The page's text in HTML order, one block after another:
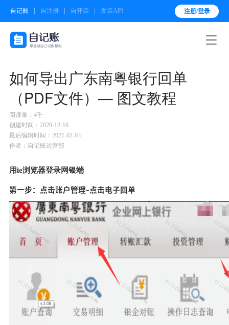
自记账 自注册 自开票 发票API 注册/登录

如何导出广东南粤银行回单
（PDF文件）— 图文教程
阅读量：4千
创建时间：2020-12-10
最后编辑时间：2021-02-03
作者：自记账运营部
用ie浏览器登录网银端
第一步：点击账户管理-点击电子回单